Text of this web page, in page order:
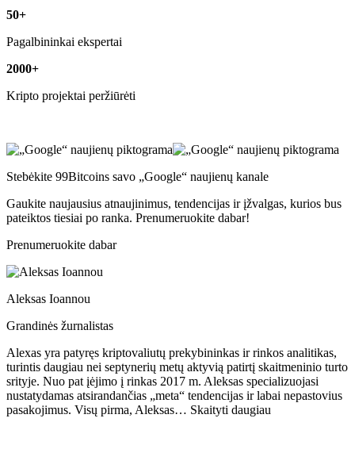
50+
Pagalbininkai ekspertai
2000+
Kripto projektai peržiūrėti
Stebėkite 99Bitcoins savo „Google“ naujienų kanale
Gaukite naujausius atnaujinimus, tendencijas ir įžvalgas, kurios bus
pateiktos tiesiai po ranka. Prenumeruokite dabar!
Prenumeruokite dabar
Aleksas Ioannou
Grandinės žurnalistas
Alexas yra patyręs kriptovaliutų prekybininkas ir rinkos analitikas,
turintis daugiau nei septynerių metų aktyvią patirtį skaitmeninio turto
srityje. Nuo pat įėjimo į rinkas 2017 m. Aleksas specializuojasi
nustatydamas atsirandančias „meta“ tendencijas ir labai nepastovius
pasakojimus. Visų pirma, Aleksas… Skaityti daugiau